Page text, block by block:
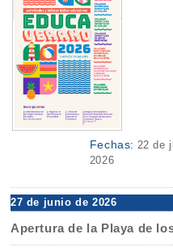
Fechas: 22 de
2026
27 de junio de 2026
Apertura de la Playa de